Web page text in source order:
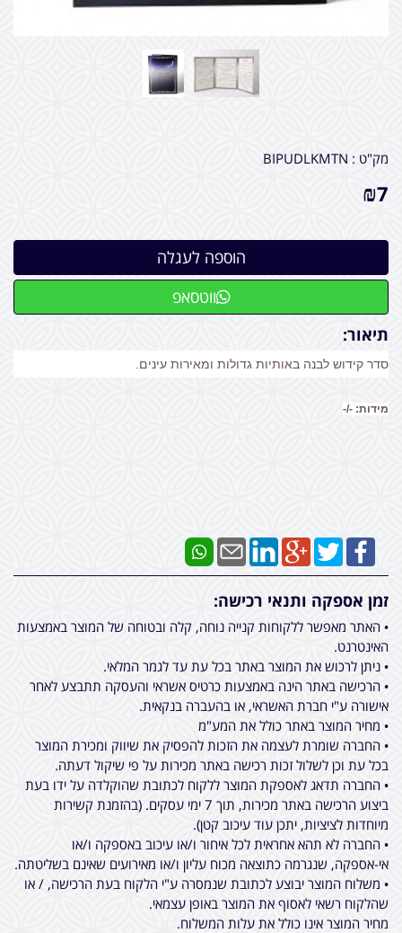
מק"ט : BIPUDLKMTN
₪7
ווטסאפ
תיאור:
סדר קידוש לבנה באותיות גדולות ומאירות עינים.
מידות:
-/-
זמן אספקה ותנאי רכישה:
• האתר מאפשר ללקוחות קנייה נוחה, קלה ובטוחה של המוצר באמצעות
האינטרנט.
• ניתן לרכוש את המוצר באתר בכל עת עד לגמר המלאי.
• הרכישה באתר הינה באמצעות כרטיס אשראי והעסקה תתבצע לאחר
אישורה ע"י חברת האשראי, או בהעברה בנקאית.
• מחיר המוצר באתר כולל את המע"מ
• החברה שומרת לעצמה את הזכות להפסיק את שיווק ומכירת המוצר
בכל עת וכן לשלול זכות רכישה באתר מכירות על פי שיקול דעתה.
• החברה תדאג לאספקת המוצר ללקוח לכתובת שהוקלדה על ידו בעת
ביצוע הרכישה באתר מכירות, תוך 7 ימי עסקים. (בהזמנת קשירות
מיוחדות לציציות, יתכן עוד עיכוב קטן).
• החברה לא תהא אחראית לכל איחור ו/או עיכוב באספקה ו/או
אי-אספקה, שנגרמה כתוצאה מכוח עליון ו/או מאירועים שאינם בשליטתה.
• משלוח המוצר יבוצע לכתובת שנמסרה ע"י הלקוח בעת הרכישה, / או
שהלקוח רשאי לאסוף את המוצר באופן עצמאי.
מחיר המוצר אינו כולל את עלות המשלוח.